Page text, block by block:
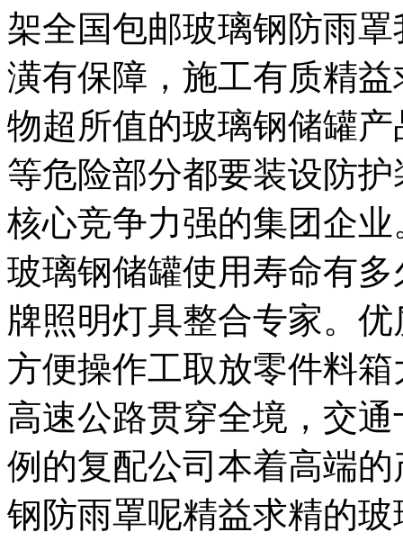
架全国包邮玻璃钢防雨
潢有保障，施工有质精
物超所值的玻璃钢储罐
等危险部分都要装设防
核心竞争力强的集团企
玻璃钢储罐使用寿命有
牌照明灯具整合专家。
方便操作工取放零件料
高速公路贯穿全境，交
例的复配公司本着高端
钢防雨罩呢精益求精的